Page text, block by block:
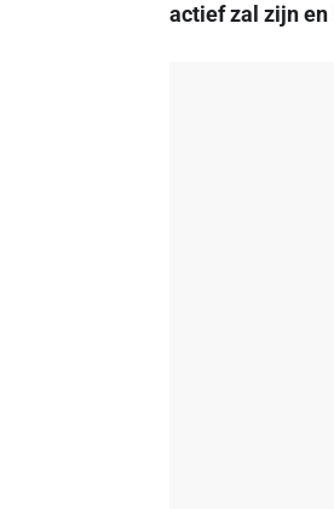
actief zal zijn en